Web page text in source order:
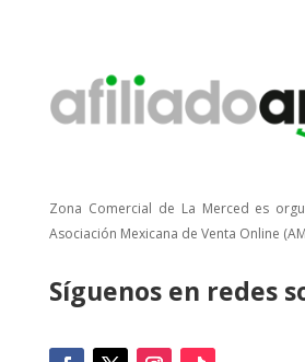
Zona Comercial de La Merced es
Asociación Mexicana de Venta Online
Síguenos en redes